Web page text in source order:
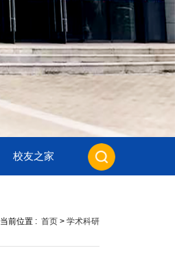
校友之家
当前位置 : 首页> 学术科研